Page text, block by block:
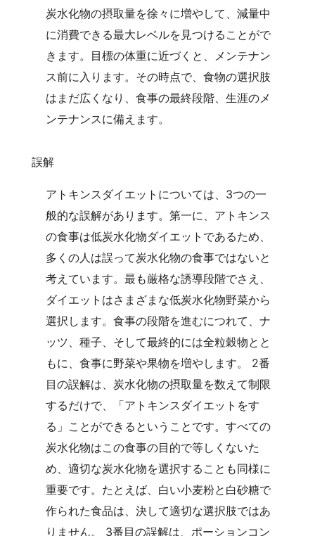
炭水化物の摂取量を徐々に増やして、減量中
に消費できる最大レベルを見つけることがで
きます。目標の体重に近づくと、メンテナン
ス前に入ります。その時点で、食物の選択肢
はまだ広くなり、食事の最終段階、生涯のメ
ンテナンスに備えます。
誤解
アトキンスダイエットについては、3つの一
般的な誤解があります。第一に、アトキンス
の食事は低炭水化物ダイエットであるため、
多くの人は誤って炭水化物の食事ではないと
考えています。最も厳格な誘導段階でさえ、
ダイエットはさまざまな低炭水化物野菜から
選択します。食事の段階を進むにつれて、ナ
ッツ、種子、そして最終的には全粒穀物とと
もに、食事に野菜や果物を増やします。 2番
目の誤解は、炭水化物の摂取量を数えて制限
するだけで、「アトキンスダイエットをす
る」ことができるということです。すべての
炭水化物はこの食事の目的で等しくないた
め、適切な炭水化物を選択することも同様に
重要です。たとえば、白い小麦粉と白砂糖で
作られた食品は、決して適切な選択肢ではあ
りません。 3番目の誤解は、ポーションコン